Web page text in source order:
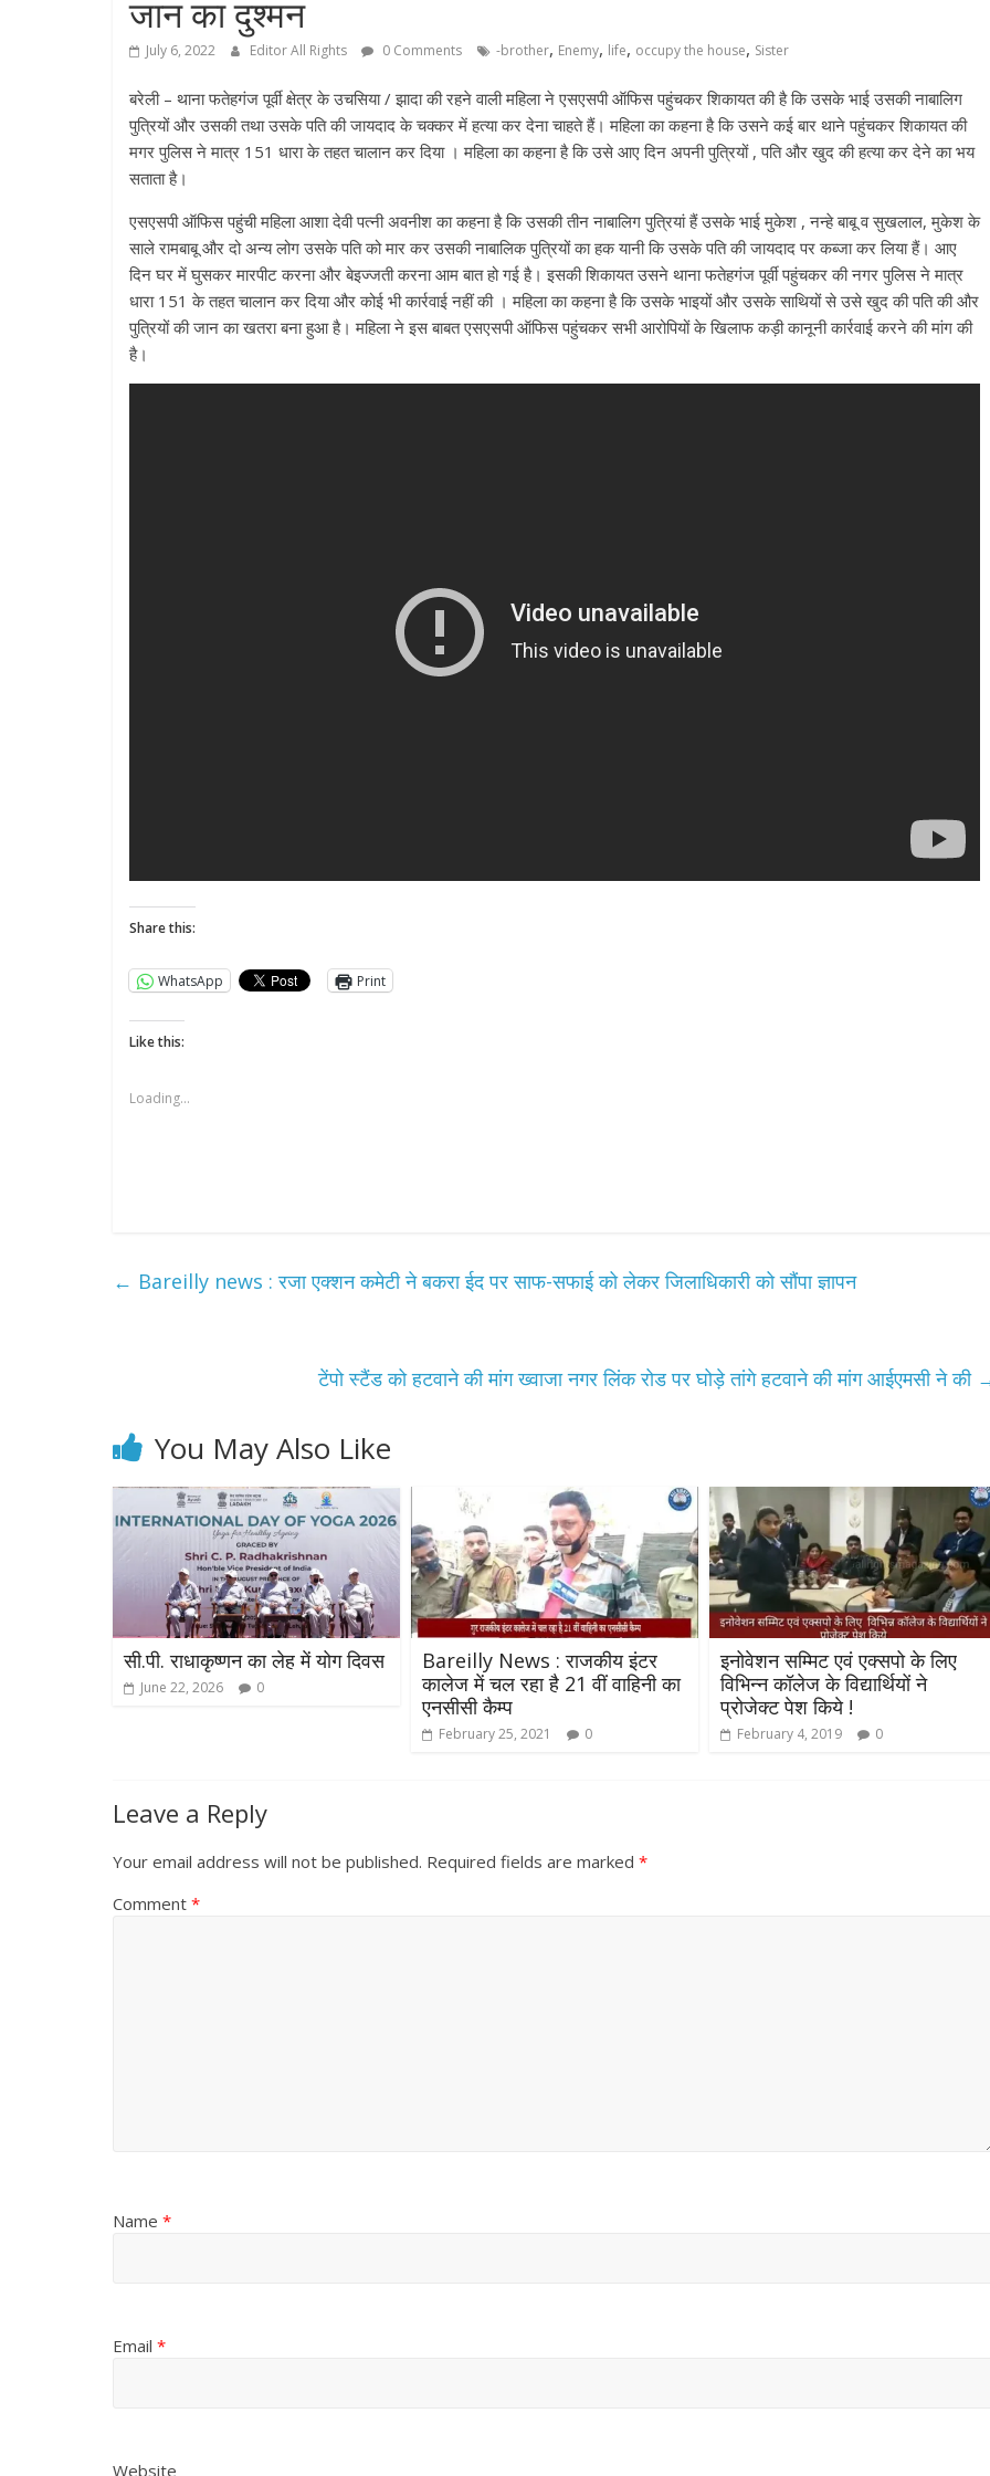
जान का दुश्मन
July 6, 2022 Editor All Rights 0 Comments -brother, Enemy, life, occupy the house, Sister
बरेली – थाना फतेहगंज पूर्वी क्षेत्र के उचसिया / झादा की रहने वाली महिला ने एसएसपी ऑफिस पहुंचकर शिकायत की है कि उसके भाई उसकी नाबालिग
पुत्रियों और उसकी तथा उसके पति की जायदाद के चक्कर में हत्या कर देना चाहते हैं। महिला का कहना है कि उसने कई बार थाने पहुंचकर शिकायत की
मगर पुलिस ने मात्र 151 धारा के तहत चालान कर दिया । महिला का कहना है कि उसे आए दिन अपनी पुत्रियों , पति और खुद की हत्या कर देने का भय
सताता है।
एसएसपी ऑफिस पहुंची महिला आशा देवी पत्नी अवनीश का कहना है कि उसकी तीन नाबालिग पुत्रियां हैं उसके भाई मुकेश , नन्हे बाबू व सुखलाल, मुकेश के
साले रामबाबू और दो अन्य लोग उसके पति को मार कर उसकी नाबालिक पुत्रियों का हक यानी कि उसके पति की जायदाद पर कब्जा कर लिया हैं। आए
दिन घर में घुसकर मारपीट करना और बेइज्जती करना आम बात हो गई है। इसकी शिकायत उसने थाना फतेहगंज पूर्वी पहुंचकर की नगर पुलिस ने मात्र
धारा 151 के तहत चालान कर दिया और कोई भी कार्रवाई नहीं की । महिला का कहना है कि उसके भाइयों और उसके साथियों से उसे खुद की पति की और
पुत्रियों की जान का खतरा बना हुआ है। महिला ने इस बाबत एसएसपी ऑफिस पहुंचकर सभी आरोपियों के खिलाफ कड़ी कानूनी कार्रवाई करने की मांग की
है।
Share this:
WhatsApp Print
Like this:
Loading...
← Bareilly news : रजा एक्शन कमेटी ने बकरा ईद पर साफ-सफाई को लेकर जिलाधिकारी को सौंपा ज्ञापन
टेंपो स्टैंड को हटवाने की मांग ख्वाजा नगर लिंक रोड पर घोड़े तांगे हटवाने की मांग आईएमसी ने की
You May Also Like
सी.पी. राधाकृष्णन का लेह में योग दिवस
June 22, 2026 0
Bareilly News : राजकीय इंटर
कालेज में चल रहा है 21 वीं वाहिनी का
एनसीसी कैम्प
February 25, 2021 0
इनोवेशन सम्मिट एवं एक्सपो के लिए
विभिन्न कॉलेज के विद्यार्थियों ने
प्रोजेक्ट पेश किये !
February 4, 2019 0
Leave a Reply
Your email address will not be published. Required fields are marked *
Comment *
Name *
Email *
Website
All Rights News
राजनीति